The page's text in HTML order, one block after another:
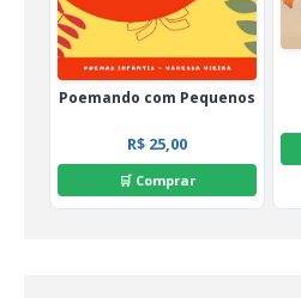
Poemando com Pequenos
R$ 25,00
🛒 Comprar